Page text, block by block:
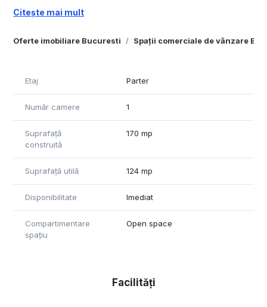
Oferte imobiliare Bucuresti Spații comerciale de vânzare
Citește mai mult
Etaj Parter
Număr camere 1
Suprafață
construită
170 mp
Suprafață utilă 124 mp
Disponibilitate Imediat
Compartimentare
spațiu
Open space
Facilități